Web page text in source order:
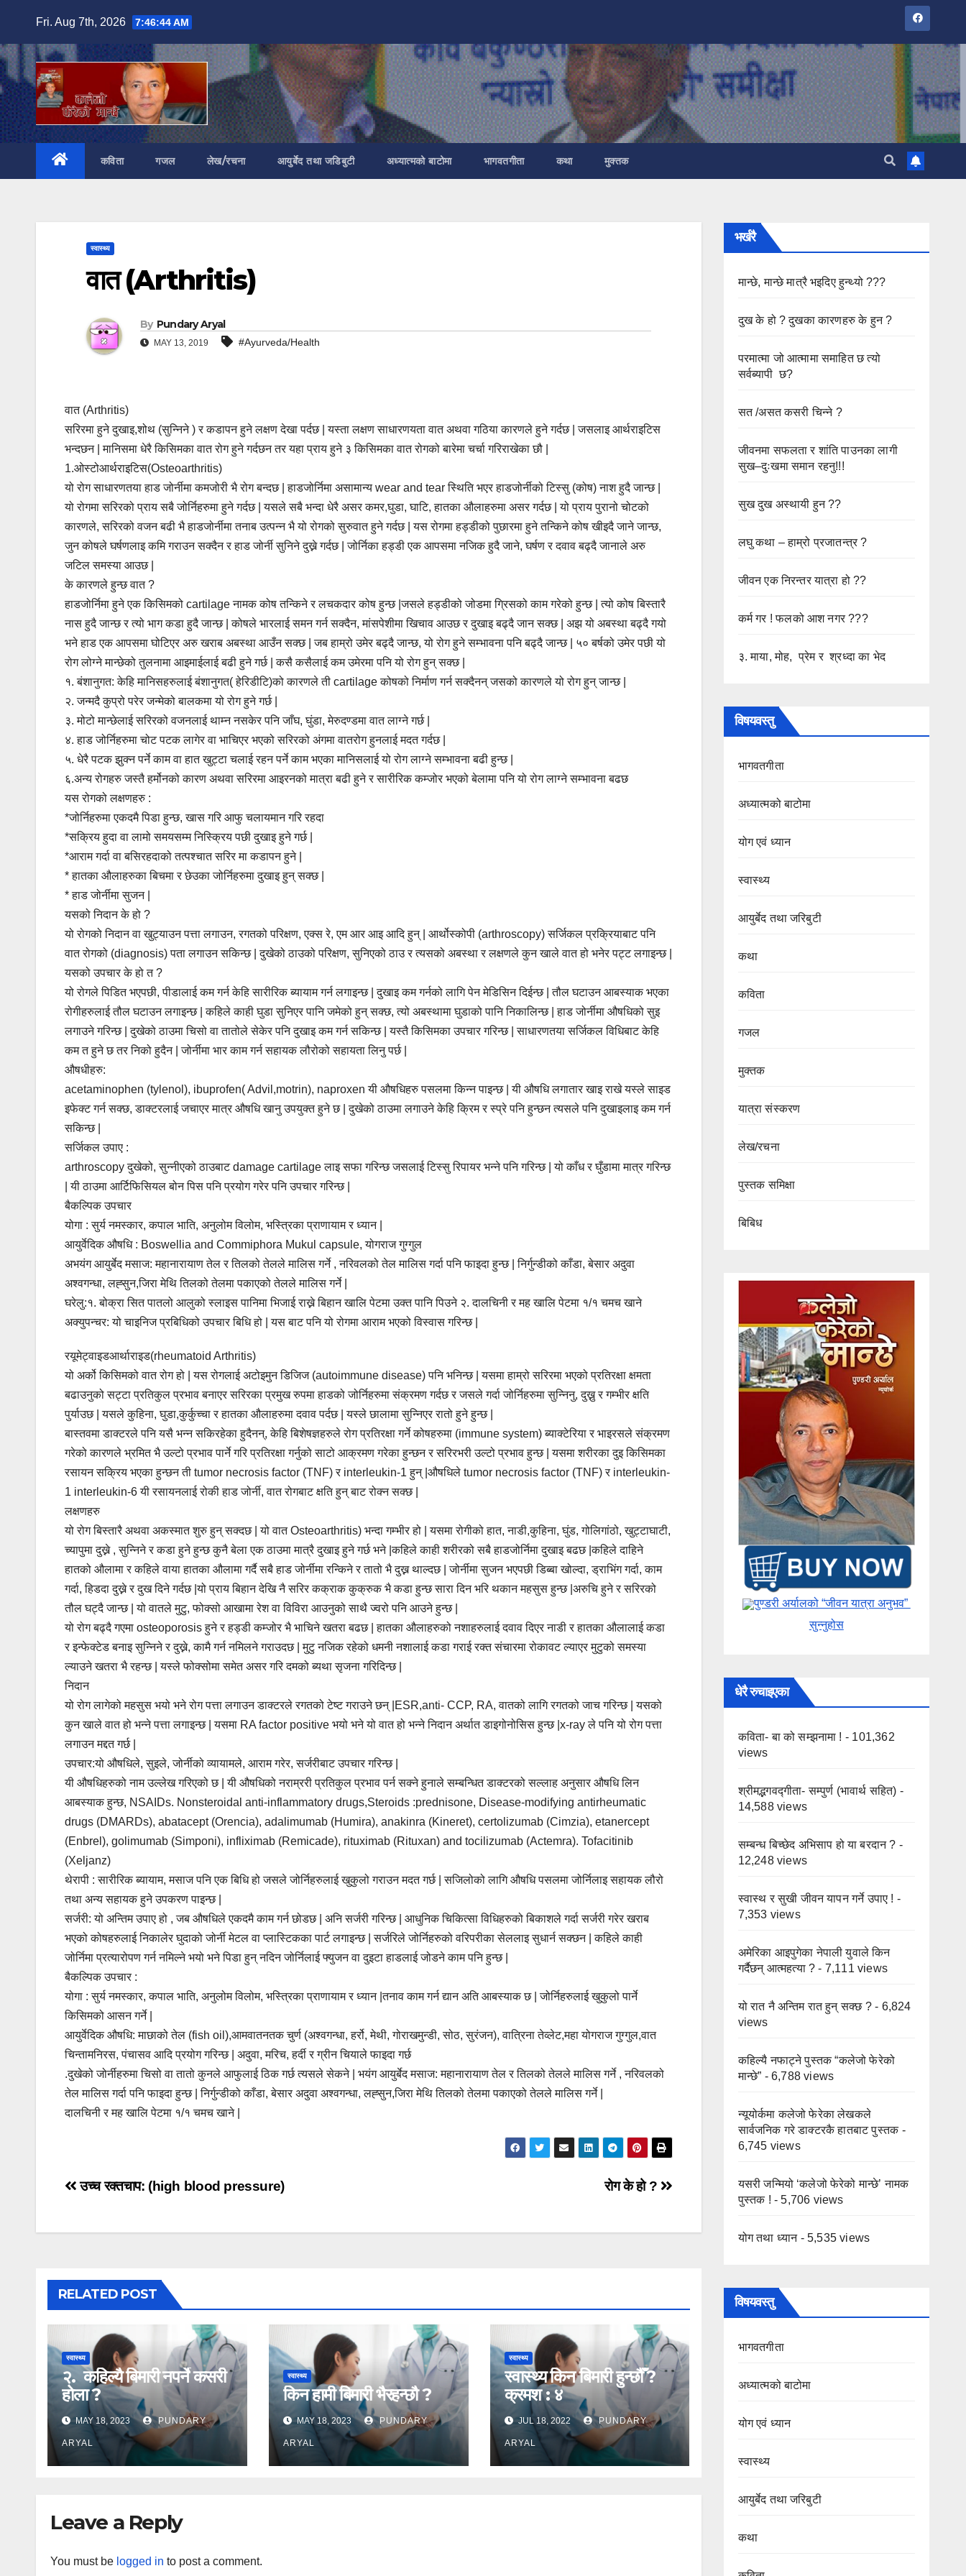
content
Fri. Aug 7th, 2026 7:46:45 AM
कविता गजल लेख/रचना आयुर्बेद तथा जडिबुटी अध्यात्मको बाटोमा भागवतगीता कथा मुक्तक
स्वास्थ्य
वात (Arthritis)
By Pundary Aryal
MAY 13, 2019 #Ayurveda/Health
वात (Arthritis)
सरिरमा हुने दुखाइ,शोथ (सुन्निने ) र कडापन हुने लक्षण देखा पर्दछ | यस्ता लक्षण साधारणयता वात अथवा गठिया कारणले हुने गर्दछ | जसलाइ आर्थराइटिस
भन्दछन | मानिसमा धेरै किसिमका वात रोग हुने गर्दछन तर यहा प्राय हुने ३ किसिमका वात रोगको बारेमा चर्चा गरिराखेका छौ |
1.ओस्टोआर्थराइटिस(Osteoarthritis)
यो रोग साधारणतया हाड जोर्नीमा कमजोरी भै रोग बन्दछ | हाडजोर्निमा असामान्य wear and tear स्थिति भएर हाडजोर्नीको टिस्सु (कोष) नाश हुदै जान्छ |
यो रोगमा सरिरको प्राय सबै जोर्निहरुमा हुने गर्दछ | यसले सबै भन्दा धेरै असर कमर,घुडा, घाटि, हातका औलाहरुमा असर गर्दछ | यो प्राय पुरानो चोटको
कारणले, सरिरको वजन बढी भै हाडजोर्नीमा तनाब उत्पन्न भै यो रोगको सुरुवात हुने गर्दछ | यस रोगमा हड्डीको पुछारमा हुने तन्किने कोष खीइदै जाने जान्छ,
जुन कोषले घर्षणलाइ कमि गराउन सक्दैन र हाड जोर्नी सुनिने दुख्ने गर्दछ | जोर्निका हड्डी एक आपसमा नजिक हुदै जाने, घर्षण र दवाव बढ्दै जानाले अरु
जटिल समस्या आउछ |
के कारणले हुन्छ वात ?
हाडजोर्निमा हुने एक किसिमको cartilage नामक कोष तन्किने र लचकदार कोष हुन्छ |जसले हड्डीको जोडमा ग्रिसको काम गरेको हुन्छ | त्यो कोष बिस्तारै
नास हुदै जान्छ र त्यो भाग कडा हुदै जान्छ | कोषले भारलाई समन गर्न सक्दैन, मांसपेशीमा खिचाव आउछ र दुखाइ बढ्दै जान सक्छ | अझ यो अबस्था बढ्दै गयो
भने हाड एक आपसमा घोटिएर अरु खराब अबस्था आउँन सक्छ | जब हाम्रो उमेर बढ्दै जान्छ, यो रोग हुने सम्भावना पनि बढ्दै जान्छ | ५० बर्षको उमेर पछी यो
रोग लोग्ने मान्छेको तुलनामा आइमाईलाई बढी हुने गर्छ | कसै कसैलाई कम उमेरमा पनि यो रोग हुन् सक्छ |
१. बंशानुगत: केहि मानिसहरुलाई बंशानुगत( हेरिडीटि)को कारणले ती cartilage कोषको निर्माण गर्न सक्दैनन् जसको कारणले यो रोग हुन् जान्छ |
२. जन्मदै कुप्रो परेर जन्मेको बालकमा यो रोग हुने गर्छ |
३. मोटो मान्छेलाई सरिरको वजनलाई थाम्न नसकेर पनि जाँघ, घुंडा, मेरुदण्डमा वात लाग्ने गर्छ |
४. हाड जोर्निहरुमा चोट पटक लागेर वा भाचिएर भएको सरिरको अंगमा वातरोग हुनलाई मदत गर्दछ |
५. धेरै पटक झुक्न पर्ने काम वा हात खुट्टा चलाई रहन पर्ने काम भएका मानिसलाई यो रोग लाग्ने सम्भावना बढी हुन्छ |
६.अन्य रोगहरु जस्तै हर्मोनको कारण अथवा सरिरमा आइरनको मात्रा बढी हुने र सारीरिक कम्जोर भएको बेलामा पनि यो रोग लाग्ने सम्भावना बढछ
यस रोगको लक्षणहरु :
*जोर्निहरुमा एकदमै पिडा हुन्छ, खास गरि आफु चलायमान गरि रहदा
*सक्रिय हुदा वा लामो समयसम्म निस्क्रिय पछी दुखाइ हुने गर्छ |
*आराम गर्दा वा बसिरहदाको तत्पश्चात सरिर मा कडापन हुने |
* हातका औलाहरुका बिचमा र छेउका जोर्निहरुमा दुखाइ हुन् सक्छ |
* हाड जोर्नीमा सुजन |
यसको निदान के हो ?
यो रोगको निदान वा खुट्याउन पत्ता लगाउन, रगतको परिक्षण, एक्स रे, एम आर आइ आदि हुन् | आर्थोस्कोपी (arthroscopy) सर्जिकल प्रक्रियाबाट पनि
वात रोगको (diagnosis) पता लगाउन सकिन्छ | दुखेको ठाउको परिक्षण, सुनिएको ठाउ र त्यसको अबस्था र लक्षणले कुन खाले वात हो भनेर पट्ट लगाइन्छ |
यसको उपचार के हो त ?
यो रोगले पिडित भएपछी, पीडालाई कम गर्न केहि सारीरिक ब्यायाम गर्न लगाइन्छ | दुखाइ कम गर्नको लागि पेन मेडिसिन दिईन्छ | तौल घटाउन आबस्याक भएका
रोगीहरुलाई तौल घटाउन लगाइन्छ | कहिले काही घुडा सुनिएर पानि जमेको हुन् सक्छ, त्यो अबस्थामा घुडाको पानि निकालिन्छ | हाड जोर्नीमा औषधिको सुइ
लगाउने गरिन्छ | दुखेको ठाउमा चिसो वा तातोले सेकेर पनि दुखाइ कम गर्न सकिन्छ | यस्तै किसिमका उपचार गरिन्छ | साधारणतया सर्जिकल विधिबाट केहि
कम त हुने छ तर निको हुदैन | जोर्नीमा भार काम गर्न सहायक लौरोको सहायता लिनु पर्छ |
औषधीहरु:
acetaminophen (tylenol), ibuprofen( Advil,motrin), naproxen यी औषधिहरु पसलमा किन्न पाइन्छ | यी औषधि लगातार खाइ राखे यस्ले साइड
इफेक्ट गर्न सक्छ, डाक्टरलाई जचाएर मात्र औषधि खानु उपयुक्त हुने छ | दुखेको ठाउमा लगाउने केहि क्रिम र स्प्रे पनि हुन्छन त्यसले पनि दुखाइलाइ कम गर्न
सकिन्छ |
सर्जिकल उपाए :
arthroscopy दुखेको, सुन्नीएको ठाउबाट damage cartilage लाइ सफा गरिन्छ जसलाई टिस्सु रिपायर भन्ने पनि गरिन्छ | यो काँध र घुँडामा मात्र गरिन्छ
| यी ठाउमा आर्टिफिसियल बोन पिस पनि प्रयोग गरेर पनि उपचार गरिन्छ |
बैकल्पिक उपचार
योगा : सुर्य नमस्कार, कपाल भाति, अनुलोम विलोम, भस्त्रिका प्राणायाम र ध्यान |
आयुर्वेदिक औषधि : Boswellia and Commiphora Mukul capsule, योगराज गुग्गुल
अभयंग आयुर्बेद मसाज: महानारायाण तेल र तिलको तेलले मालिस गर्ने , नरिवलको तेल मालिस गर्दा पनि फाइदा हुन्छ | निर्गुन्डीको काँडा, बेसार अदुवा
अश्वगन्धा, लह्सुन,जिरा मेथि तिलको तेलमा पकाएको तेलले मालिस गर्ने |
घरेलु:१. बोक्रा सित पातलो आलुको स्लाइस पानिमा भिजाई राख्ने बिहान खालि पेटमा उक्त पानि पिउने २. दालचिनी र मह खालि पेटमा १/१ चमच खाने
अक्युपन्चर: यो चाइनिज प्रबिधिको उपचार बिधि हो | यस बाट पनि यो रोगमा आराम भएको विस्वास गरिन्छ |
रयूमेट्वाइडआर्थाराइड(rheumatoid Arthritis)
यो अर्को किसिमको वात रोग हो | यस रोगलाई अटोइमुन डिजिज (autoimmune disease) पनि भनिन्छ | यसमा हाम्रो सरिरमा भएको प्रतिरक्षा क्षमता
बढाउनुको सट्टा प्रतिकुल प्रभाव बनाएर सरिरका प्रमुख रुपमा हाडको जोर्निहरुमा संक्रमण गर्दछ र जसले गर्दा जोर्निहरुमा सुन्निनु, दुख्नु र गम्भीर क्षति
पुर्याउछ | यसले कुहिना, घुडा,कुर्कुच्चा र हातका औलाहरुमा दवाव पर्दछ | यस्ले छालामा सुन्निएर रातो हुने हुन्छ |
बास्तवमा डाक्टरले पनि यसै भन्न सकिरहेका हुदैनन्, केहि बिशेषज्ञहरुले रोग प्रतिरक्षा गर्ने कोषहरुमा (immune system) ब्याक्टेरिया र भाइरसले संक्रमण
गरेको कारणले भ्रमित भै उल्टो प्रभाव पार्ने गरि प्रतिरक्षा गर्नुको साटो आक्रमण गरेका हुन्छन र सरिरभरी उल्टो प्रभाव हुन्छ | यसमा शरीरका दुइ किसिमका
रसायन सक्रिय भएका हुन्छन ती tumor necrosis factor (TNF) र interleukin-1 हुन् |औषधिले tumor necrosis factor (TNF) र interleukin-
1 interleukin-6 यी रसायनलाई रोकी हाड जोर्नी, वात रोगबाट क्षति हुन् बाट रोक्न सक्छ |
लक्षणहरु
यो रोग बिस्तारै अथवा अकस्मात शुरु हुन् सक्दछ | यो वात Osteoarthritis) भन्दा गम्भीर हो | यसमा रोगीको हात, नाडी,कुहिना, घुंड, गोलिगांठो, खुट्टाघाटी,
च्यापुमा दुख्ने , सुन्निने र कडा हुने हुन्छ कुनै बेला एक ठाउमा मात्रै दुखाइ हुने गर्छ भने |कहिले काही शरीरको सबै हाडजोर्निमा दुखाइ बढछ |कहिले दाहिने
हातको औलामा र कहिले वाया हातका औलामा गर्दै सबै हाड जोर्नीमा रन्किने र तातो भै दुख्न थाल्दछ | जोर्नीमा सुजन भएपछी डिब्बा खोल्दा, ड्राभिंग गर्दा, काम
गर्दा, हिडदा दुख्ने र दुख दिने गर्दछ |यो प्राय बिहान देखि नै सरिर कक्राक कुक्रुक भै कडा हुन्छ सारा दिन भरि थकान महसुस हुन्छ |अरुचि हुने र सरिरको
तौल घट्दै जान्छ | यो वातले मुटु, फोक्सो आखामा रेश वा विविरा आउनुको साथै ज्वरो पनि आउने हुन्छ |
यो रोग बढ्दै गएमा osteoporosis हुने र हड्डी कम्जोर भै भाचिने खतरा बढछ | हातका औलाहरुको नशाहरुलाई दवाव दिएर नाडी र हातका औलालाई कडा
र इन्फेक्टेड बनाइ सुन्निने र दुख्ने, कामै गर्न नमिलने गराउदछ | मुटु नजिक रहेको धमनी नशालाई कडा गराई रक्त संचारमा रोकावट ल्याएर मुटुको समस्या
ल्याउने खतरा भै रहन्छ | यस्ले फोक्सोमा समेत असर गरि दमको ब्यथा सृजना गरिदिन्छ |
निदान
यो रोग लागेको महसुस भयो भने रोग पत्ता लगाउन डाक्टरले रगतको टेष्ट गराउने छन् |ESR,anti- CCP, RA, वातको लागि रगतको जाच गरिन्छ | यसको
कुन खाले वात हो भन्ने पत्ता लगाइन्छ | यसमा RA factor positive भयो भने यो वात हो भन्ने निदान अर्थात डाइगोनोसिस हुन्छ |x-ray ले पनि यो रोग पत्ता
लगाउन मद्दत गर्छ |
उपचार:यो औषधिले, सुइले, जोर्नीको व्यायामले, आराम गरेर, सर्जरीबाट उपचार गरिन्छ |
यी औषधिहरुको नाम उल्लेख गरिएको छ | यी औषधिको नराम्ररी प्रतिकुल प्रभाव पर्न सक्ने हुनाले सम्बन्धित डाक्टरको सल्लाह अनुसार औषधि लिन
आबस्याक हुन्छ, NSAIDs. Nonsteroidal anti-inflammatory drugs,Steroids :prednisone, Disease-modifying antirheumatic
drugs (DMARDs), abatacept (Orencia), adalimumab (Humira), anakinra (Kineret), certolizumab (Cimzia), etanercept
(Enbrel), golimumab (Simponi), infliximab (Remicade), rituximab (Rituxan) and tocilizumab (Actemra). Tofacitinib
(Xeljanz)
थेरापी : सारीरिक ब्यायाम, मसाज पनि एक बिधि हो जसले जोर्निहरुलाई खुकुलो गराउन मदत गर्छ | सजिलोको लागि औषधि पसलमा जोर्निलाइ सहायक लौरो
तथा अन्य सहायक हुने उपकरण पाइन्छ |
सर्जरी: यो अन्तिम उपाए हो , जब औषधिले एकदमै काम गर्न छोडछ | अनि सर्जरी गरिन्छ | आधुनिक चिकित्सा विधिहरुको बिकाशले गर्दा सर्जरी गरेर खराब
भएको कोषहरुलाई निकालेर घुदाको जोर्नी मेटल वा प्लास्टिकका पार्ट लगाइन्छ | सर्जरिले जोर्निहरुको वरिपरीका सेललाइ सुधार्न सक्छन | कहिले काही
जोर्निमा प्रत्यारोपण गर्न नमिल्ने भयो भने पिडा हुन् नदिन जोर्निलाई फ्युजन वा दुइटा हाडलाई जोडने काम पनि हुन्छ |
बैकल्पिक उपचार :
योगा : सुर्य नमस्कार, कपाल भाति, अनुलोम विलोम, भस्त्रिका प्राणायाम र ध्यान |तनाव काम गर्न द्यान अति आबस्याक छ | जोर्निहरुलाई खुकुलो पार्ने
किसिमको आसन गर्ने |
आयुर्वेदिक औषधि: माछाको तेल (fish oil),आमवातनतक चुर्ण (अश्वगन्धा, हर्रो, मेथी, गोराखमुन्डी, सोठ, सुरंजन), वात्रिना तेव्लेट,महा योगराज गुग्गुल,वात
चिन्तामनिरस, पंचासव आदि प्रयोग गरिन्छ | अदुवा, मरिच, हर्दी र ग्रीन चियाले फाइदा गर्छ
.दुखेको जोर्नीहरुमा चिसो वा तातो कुनले आफुलाई ठिक गर्छ त्यसले सेकने | भयंग आयुर्बेद मसाज: महानारायाण तेल र तिलको तेलले मालिस गर्ने , नरिवलको
तेल मालिस गर्दा पनि फाइदा हुन्छ | निर्गुन्डीको काँडा, बेसार अदुवा अश्वगन्धा, लह्सुन,जिरा मेथि तिलको तेलमा पकाएको तेलले मालिस गर्ने |
दालचिनी र मह खालि पेटमा १/१ चमच खाने |
Post
रोग के हो ?
उच्च रक्तचाप: (high blood pressure)
RELATED POST
स्वास्थ्य
२. कहिल्यै बिमारी नपर्ने कसरी
होला ?
MAY 18, 2023 PUNDARY
ARYAL
स्वास्थ्य
किन हामी बिमारी भैरहन्छौ ?
MAY 18, 2023 PUNDARY
ARYAL
स्वास्थ्य
स्वास्थ्य किन बिमारी हुन्छौँ ?
क्रमश : ४
JUL 18, 2022 PUNDARY
ARYAL
Leave a Reply
You must be logged in to post a comment.
भर्खरै
मान्छे, मान्छे मात्रै भइदिए हुन्थ्यो ???
दुख के हो ? दुखका कारणहरु के हुन ?
परमात्मा जो आत्मामा समाहित छ त्यो
सर्वब्यापी छ?
सत /असत कसरी चिन्ने ?
जीवनमा सफलता र शांति पाउनका लागी
सुख–दुःखमा समान रहनु!!!
सुख दुख अस्थायी हुन ??
लघु कथा – हाम्रो प्रजातन्त्र ?
जीवन एक निरन्तर यात्रा हो ??
कर्म गर ! फलको आश नगर ???
३. माया, मोह, प्रेम र श्रध्दा का भेद
विषयवस्तु
भागवतगीता
अध्यात्मको बाटोमा
योग एवं ध्यान
स्वास्थ्य
आयुर्बेद तथा जरिबुटी
कथा
कविता
गजल
मुक्तक
यात्रा संस्करण
लेख/रचना
पुस्तक समिक्षा
बिबिध
पुण्डरी अर्यालको “जीवन यात्रा अनुभव” ​
सुन्नुहोस
धेरै रुचाइएका
कविता- बा को सम्झनामा ! - 101,362
views
श्रीमद्भगवद्गीता- सम्पुर्ण (भावार्थ सहित) -
14,588 views
सम्बन्ध बिच्छेद अभिसाप हो या बरदान ? -
12,248 views
स्वास्थ र सुखी जीवन यापन गर्ने उपाए ! -
7,353 views
अमेरिका आइपुगेका नेपाली युवाले किन
गर्दैछन् आत्महत्या ? - 7,111 views
यो रात नै अन्तिम रात हुन् सक्छ ?- 6,824
views
कहिल्यै नफाट्ने पुस्तक “कलेजो फेरेको
मान्छे” - 6,788 views
न्यूयोर्कमा कलेजो फेरेका लेखकले
सार्वजनिक गरे डाक्टरकै हातबाट पुस्तक-
6,745 views
यसरी जन्मियो ‘कलेजो फेरेको मान्छे’ नामक
पुस्तक ! - 5,706 views
योग तथा ध्यान- 5,535 views
विषयवस्तु
भागवतगीता
अध्यात्मको बाटोमा
योग एवं ध्यान
स्वास्थ्य
आयुर्बेद तथा जरिबुटी
कथा